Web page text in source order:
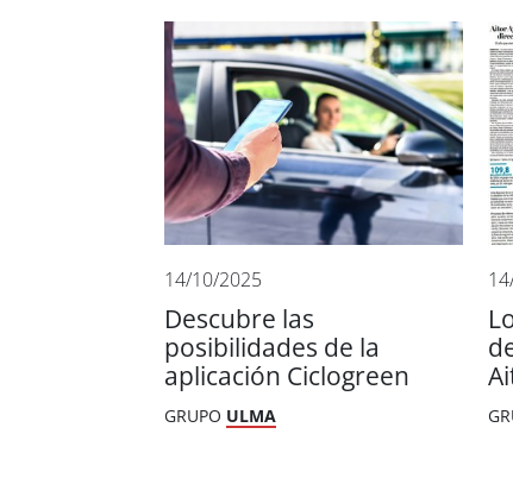
14/10/2025
Descubre las
posibilidades de la
aplicación Ciclogreen
GRUPO ULMA